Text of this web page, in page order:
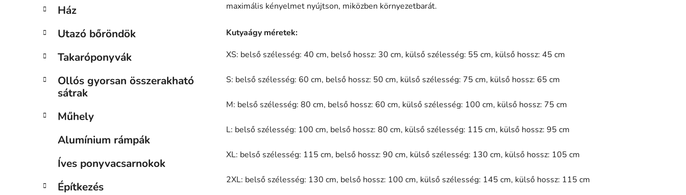
Ház
Utazó bőröndök
Takaróponyvák
Ollós gyorsan összerakható
sátrak
Műhely
Alumínium rámpák
Íves ponyvacsarnokok
Építkezés
maximális kényelmet nyújtson, miközben környezetbarát.
Kutyaágy méretek:
XS: belső szélesség: 40 cm, belső hossz: 30 cm, külső szélesség: 55 cm, külső hossz: 45 cm
S: belső szélesség: 60 cm, belső hossz: 50 cm, külső szélesség: 75 cm, külső hossz: 65 cm
M: belső szélesség: 80 cm, belső hossz: 60 cm, külső szélesség: 100 cm, külső hossz: 75 cm
L: belső szélesség: 100 cm, belső hossz: 80 cm, külső szélesség: 115 cm, külső hossz: 95 cm
XL: belső szélesség: 115 cm, belső hossz: 90 cm, külső szélesség: 130 cm, külső hossz: 105 cm
2XL: belső szélesség: 130 cm, belső hossz: 100 cm, külső szélesség: 145 cm, külső hossz: 115 cm